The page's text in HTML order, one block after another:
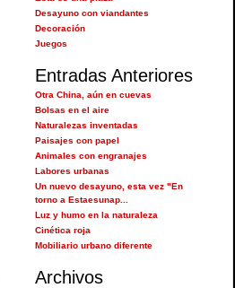
Desayuno con viandantes
Decoración
Juegos
Entradas Anteriores
Otra China, aún en cuevas
Bolsas en el aire
Naturalezas inventadas
Paisajes con papel
Animales con engranajes
Labores urbanas
Un nuevo desayuno, esta vez "En
torno a Estaesunap...
Luz y humo en la naturaleza
Cinética roja
Mobiliario urbano diferente
Archivos